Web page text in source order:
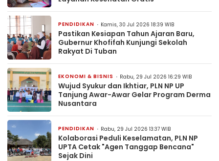
PENDIDIKAN Kamis, 30 Jul 2026 18:39 WIB
Pastikan Kesiapan Tahun Ajaran Baru,
Gubernur Khofifah Kunjungi Sekolah
Rakyat Di Tuban
EKONOMI & BISNIS Rabu, 29 Jul 2026 16:29 WIB
Wujud Syukur dan Ikhtiar, PLN NP UP
Tanjung Awar-Awar Gelar Program Derma
Nusantara
PENDIDIKAN Rabu, 29 Jul 2026 13:37 WIB
Kolaborasi Peduli Keselamatan, PLN NP
UPTA Cetak "Agen Tanggap Bencana"
Sejak Dini